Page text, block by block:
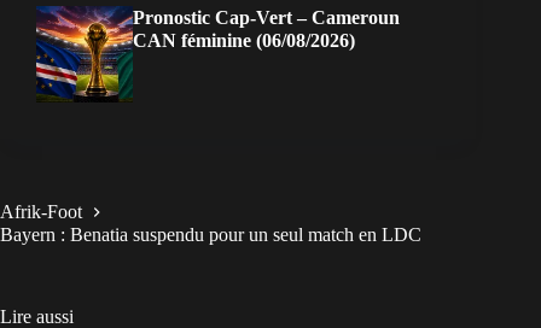
Pronostic Cap-Vert – Cameroun
CAN féminine (06/08/2026)
Afrik-Foot
Bayern : Benatia suspendu pour un seul match en LDC
Lire aussi